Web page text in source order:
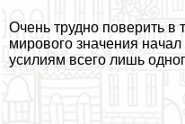
Очень трудно поверить в
мирового значения
усилиям всего лишь